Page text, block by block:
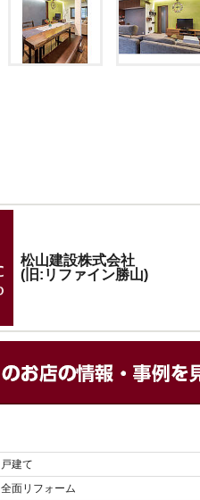
松山建設株式会社
(旧:リファイン勝山)
戸建て
全面リフォーム